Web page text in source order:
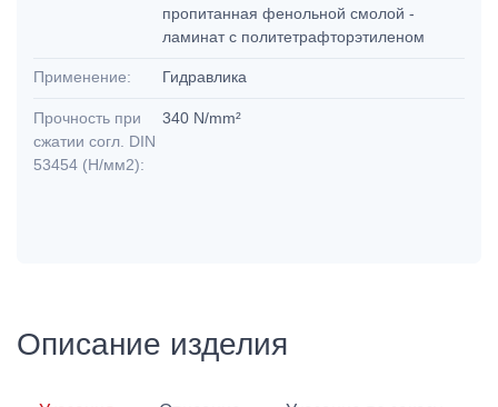
пропитанная фенольной смолой -
ламинат с политетрафторэтиленом
Применение: Гидравлика
Прочность при
сжатии согл. DIN
53454 (Н/мм2):
340 N/mm²
Описание изделия